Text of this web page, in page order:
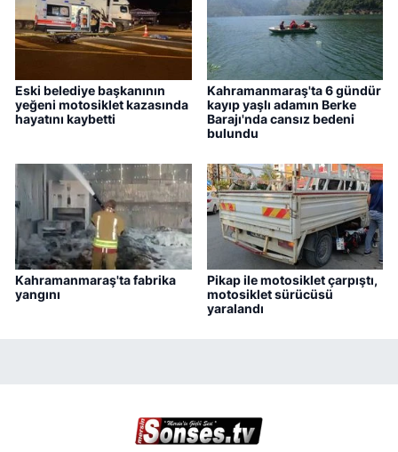
Eski belediye başkanının
yeğeni motosiklet kazasında
hayatını kaybetti
Kahramanmaraş'ta 6 gündür
kayıp yaşlı adamın Berke
Barajı'nda cansız bedeni
bulundu
Kahramanmaraş'ta fabrika
yangını
Pikap ile motosiklet çarpıştı,
motosiklet sürücüsü
yaralandı